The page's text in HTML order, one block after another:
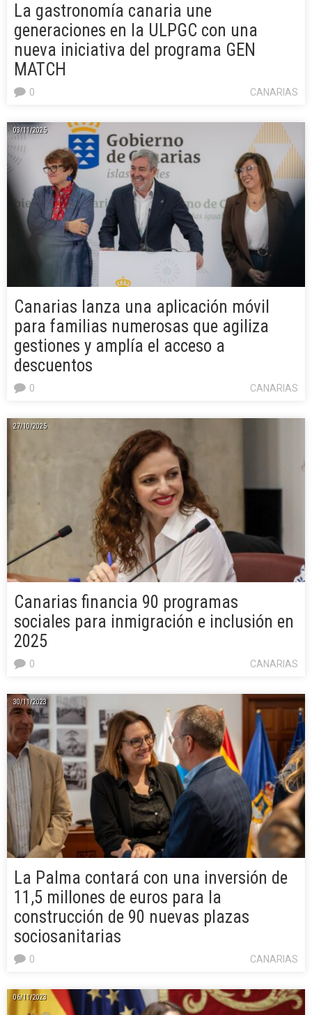
La gastronomía canaria une
generaciones en la ULPGC con una
nueva iniciativa del programa GEN
MATCH
CANARIAS
0
03/11/2025
Canarias lanza una aplicación móvil
para familias numerosas que agiliza
gestiones y amplía el acceso a
descuentos
CANARIAS
0
27/10/2025
Canarias financia 90 programas
sociales para inmigración e inclusión en
2025
CANARIAS
0
30/11/2023
La Palma contará con una inversión de
11,5 millones de euros para la
construcción de 90 nuevas plazas
sociosanitarias
CANARIAS
0
06/11/2023